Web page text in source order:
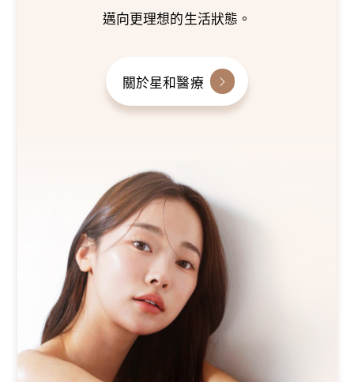
邁向更理想的生活狀態。
關於星和醫療